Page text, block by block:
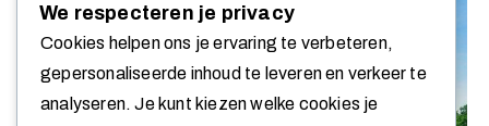
We respecteren je privacy
Cookies helpen ons je ervaring te verbeteren,
gepersonaliseerde inhoud te leveren en verkeer te
analyseren. Je kunt kiezen welke cookies je